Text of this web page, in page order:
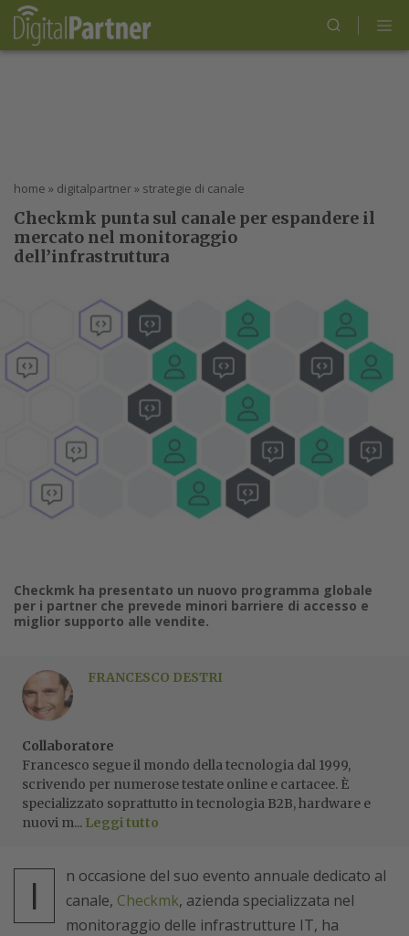
home » digitalpartner» strategie di canale
Checkmk punta sul canale per espandere il
mercato nel monitoraggio
dell’infrastruttura
Checkmk ha presentato un nuovo programma globale
per i partner che prevede minori barriere di accesso e
miglior supporto alle vendite.
FRANCESCO DESTRI
Collaboratore
Francesco segue il mondo della tecnologia dal 1999,
scrivendo per numerose testate online e cartacee. È
specializzato soprattutto in tecnologia B2B, hardware e
nuovi m... Leggi tutto
I
n occasione del suo evento annuale dedicato al
canale, Checkmk, azienda specializzata nel
monitoraggio delle infrastrutture IT, ha